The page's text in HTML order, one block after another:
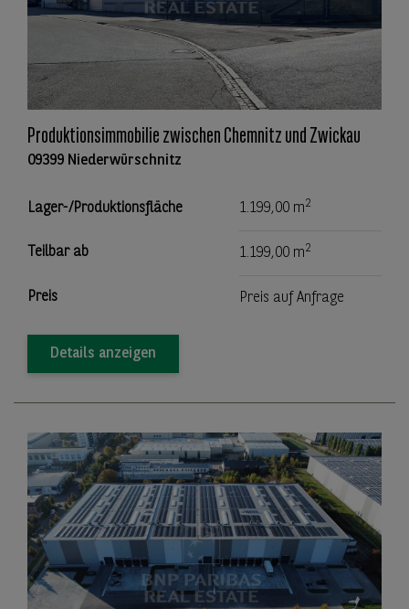
Produktionsimmobilie zwischen Chemnitz und Zwickau
09399 Niederwürschnitz
Lager-/Produktionsfläche 1.199,00 m2
Teilbar ab 1.199,00 m2
Preis Preis auf Anfrage
Details anzeigen